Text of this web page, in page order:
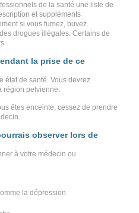
de la santé une liste de
et suppléments
si vous fumez, buvez
drogues illégales. Certains de
la prise de ce
état de santé. Vous devrez
région pelvienne.
êtes enceinte, cessez de prendre
observer lors de
à votre médecin ou
la dépression